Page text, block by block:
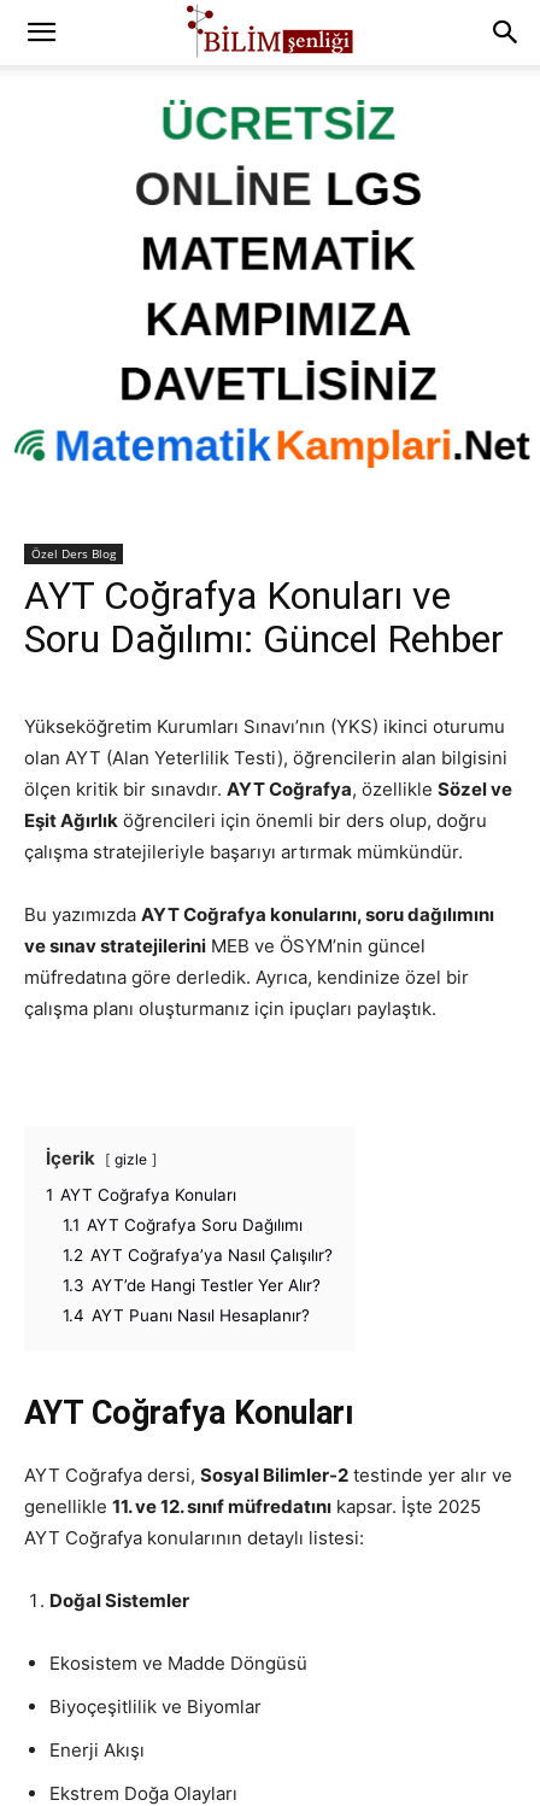
Özel Ders Blog
AYT Coğrafya Konuları ve
Soru Dağılımı: Güncel Rehber
Yükseköğretim Kurumları Sınavı’nın (YKS) ikinci oturumu
olan AYT (Alan Yeterlilik Testi), öğrencilerin alan bilgisini
ölçen kritik bir sınavdır. AYT Coğrafya, özellikle Sözel ve
Eşit Ağırlık öğrencileri için önemli bir ders olup, doğru
çalışma stratejileriyle başarıyı artırmak mümkündür.
Bu yazımızda AYT Coğrafya konularını, soru dağılımını
ve sınav stratejilerini MEB ve ÖSYM’nin güncel
müfredatına göre derledik. Ayrıca, kendinize özel bir
çalışma planı oluşturmanız için ipuçları paylaştık.
İçerik gizle
1 AYT Coğrafya Konuları
1.1 AYT Coğrafya Soru Dağılımı
1.2 AYT Coğrafya’ya Nasıl Çalışılır?
1.3 AYT’de Hangi Testler Yer Alır?
1.4 AYT Puanı Nasıl Hesaplanır?
AYT Coğrafya Konuları
AYT Coğrafya dersi, Sosyal Bilimler-2 testinde yer alır ve
genellikle 11. ve 12. sınıf müfredatını kapsar. İşte 2025
AYT Coğrafya konularının detaylı listesi:
Doğal Sistemler
Ekosistem ve Madde Döngüsü
Biyoçeşitlilik ve Biyomlar
Enerji Akışı
Ekstrem Doğa Olayları